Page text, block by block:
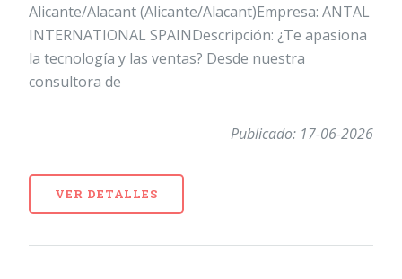
Alicante/Alacant (Alicante/Alacant)Empresa: ANTAL
INTERNATIONAL SPAINDescripción: ¿Te apasiona
la tecnología y las ventas? Desde nuestra
consultora de
Publicado: 17-06-2026
VER DETALLES